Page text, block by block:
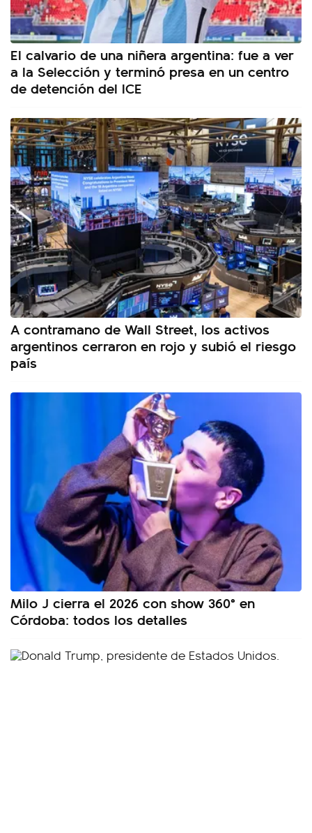
El calvario de una niñera argentina: fue a ver
a la Selección y terminó presa en un centro
de detención del ICE
A contramano de Wall Street, los activos
argentinos cerraron en rojo y subió el riesgo
país
Milo J cierra el 2026 con show 360° en
Córdoba: todos los detalles